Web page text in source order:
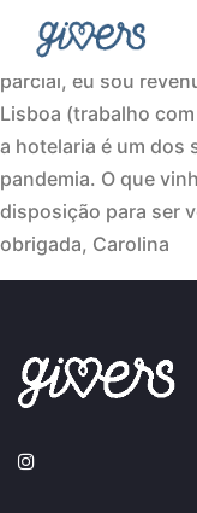
Eu sou a Carolina,
Este contacto vem
parcial, eu sou
Lisboa (trabalho
a hotelaria é um dos
pandemia. O que
disposição para ser
obrigada, Carolina